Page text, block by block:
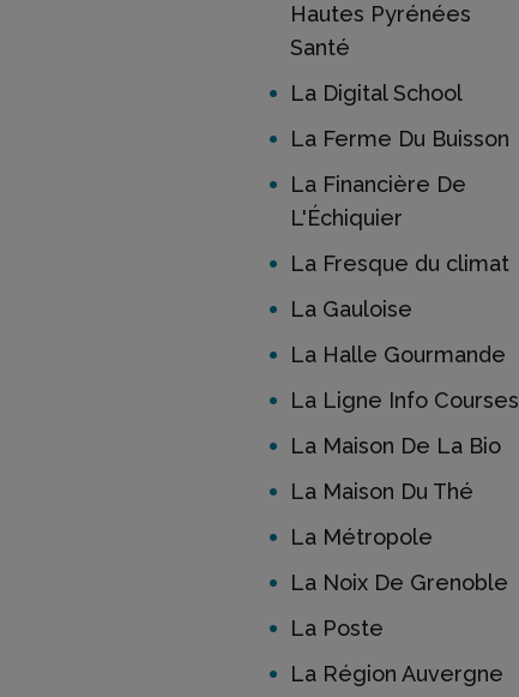
Hautes Pyrénées
Santé
La Digital School
La Ferme Du Buisson
La Financière De
L'Échiquier
La Fresque du climat
La Gauloise
La Halle Gourmande
La Ligne Info Courses
La Maison De La Bio
La Maison Du Thé
La Métropole
La Noix De Grenoble
La Poste
La Région Auvergne